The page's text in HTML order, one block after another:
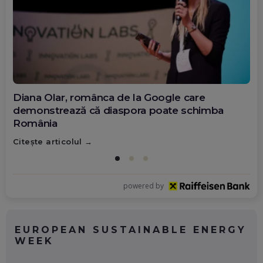
Diana Olar, românca de la Google care
demonstrează că diaspora poate schimba
România
Citește articolul
powered by
EUROPEAN SUSTAINABLE ENERGY
WEEK